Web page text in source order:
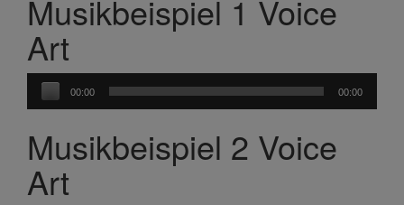
Musikbeispiel 1 Voice
Art
Audio-
Player
00:00 00:00
Musikbeispiel 2 Voice
Art